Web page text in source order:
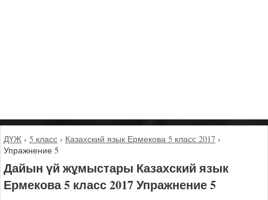
ДҮЖ › 5 класс › Казахский язык Ермекова 5 класс 2017 ›
Упражнение 5
Дайын үй жұмыстары Казахский язык
Ермекова 5 класс 2017 Упражнение 5